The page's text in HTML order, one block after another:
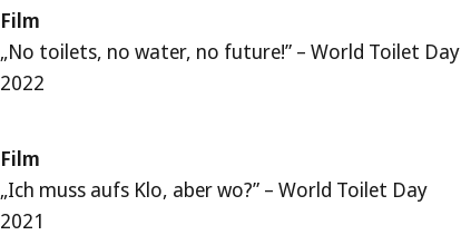
Film
„No toilets, no water, no future!” – World Toilet Day
2022
Film
„Ich muss aufs Klo, aber wo?” – World Toilet Day
2021